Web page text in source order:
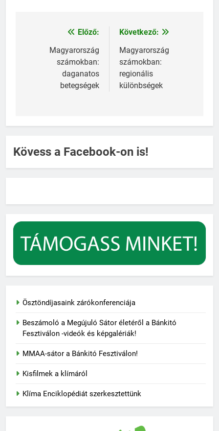
Bejegyzés
navigáció
Előző:
Magyarország
számokban:
daganatos
betegségek
Következő:
Magyarország
számokban:
regionális
különbségek
Kövess a Facebook-on is!
Ösztöndíjasaink zárókonferenciája
Beszámoló a Megújuló Sátor életéről a Bánkitó
Fesztiválon -videók és képgalériák!
MMAA-sátor a Bánkitó Fesztiválon!
Kisfilmek a klímáról
Klíma Enciklopédiát szerkesztettünk